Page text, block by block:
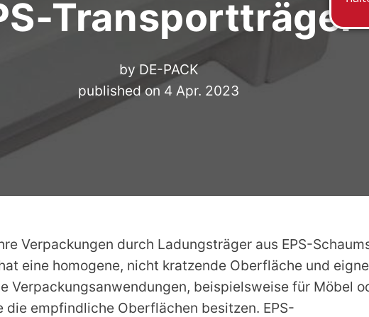
Transportträger
by DE-PACK
published on 4 Apr. 2023
Verpackungen durch Ladungsträger aus EPS-
eine homogene, nicht kratzende Oberfläche und
Verpackungsanwendungen, beispielsweise für Möbel
die empfindliche Oberflächen besitzen. EPS-